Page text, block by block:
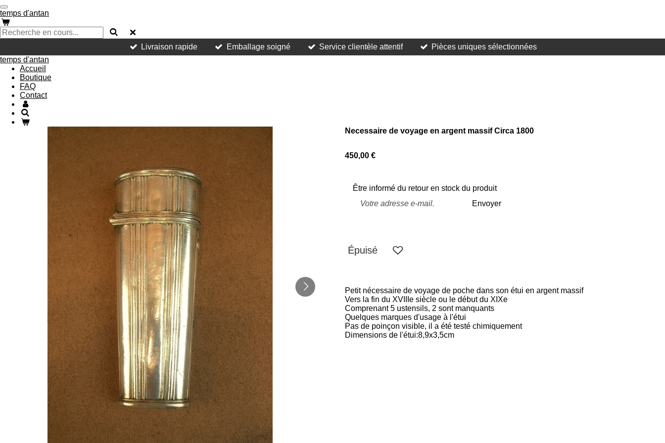
Passer
au
contenu
principal
temps d'antan
Livraison rapide Emballage soigné Service clientèle attentif
Pièces uniques sélectionnées
temps d'antan
Accueil
Boutique
FAQ
Contact
Necessaire de voyage en argent massif Circa 1800
450,00 €
Être informé du retour en stock du produit
Envoyer
Épuisé
Petit nécessaire de voyage de poche dans son étui en argent massif
Vers la fin du XVIIIe siècle ou le début du XIXe
Comprenant 5 ustensils, 2 sont manquants
Quelques marques d'usage à l'étui
Pas de poinçon visible, il a été testé chimiquement
Dimensions de l'étui:8,9x3,5cm